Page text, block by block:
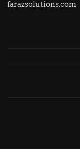
farazsolutions.com